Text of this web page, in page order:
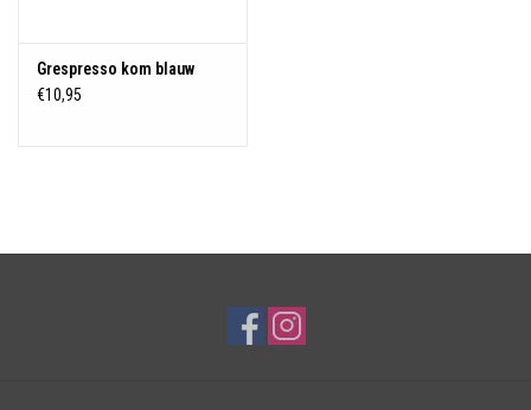
Grespresso kom blauw
€10,95